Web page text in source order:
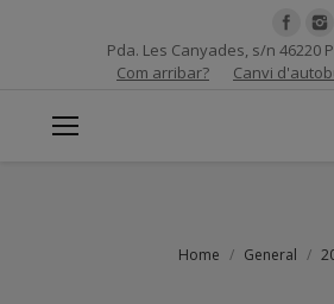
Pda. Les Canyades, s/n 46220
Com arribar?
Canvi
Home General